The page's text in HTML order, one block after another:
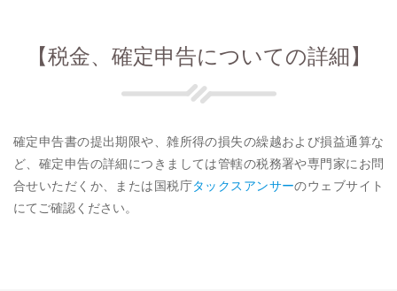
【税金、確定申告についての詳細】
確定申告書の提出期限や、雑所得の損失の繰越および損益通算な
ど、確定申告の詳細につきましては管轄の税務署や専門家にお問
合せいただくか、または国税庁タックスアンサーのウェブサイト
にてご確認ください。